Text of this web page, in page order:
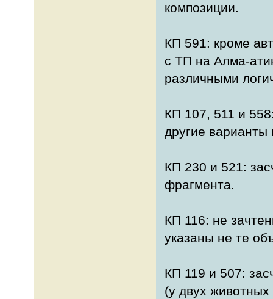
композиции.
КП 591: кроме
с ТП на Алма-
различными
КП 107, 511 и
другие варианты
КП 230 и 521:
фрагмента.
КП 116: не
указаны не те
КП 119 и 507:
(у двух